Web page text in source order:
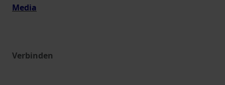
Media
Verbinden